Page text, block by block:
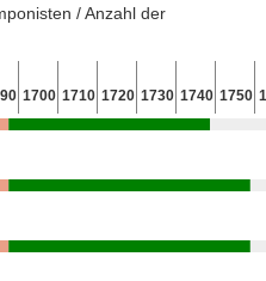
/ Anzahl der
1700 1710 1720 1730 1740 1750